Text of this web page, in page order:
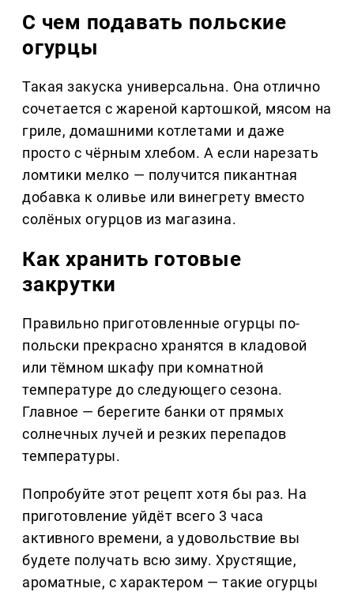
С чем подавать польские
огурцы
Такая закуска универсальна. Она отлично
сочетается с жареной картошкой, мясом на
гриле, домашними котлетами и даже
просто с чёрным хлебом. А если нарезать
ломтики мелко — получится пикантная
добавка к оливье или винегрету вместо
солёных огурцов из магазина.
Как хранить готовые
закрутки
Правильно приготовленные огурцы по-
польски прекрасно хранятся в кладовой
или тёмном шкафу при комнатной
температуре до следующего сезона.
Главное — берегите банки от прямых
солнечных лучей и резких перепадов
температуры.
Попробуйте этот рецепт хотя бы раз. На
приготовление уйдёт всего 3 часа
активного времени, а удовольствие вы
будете получать всю зиму. Хрустящие,
ароматные, с характером — такие огурцы